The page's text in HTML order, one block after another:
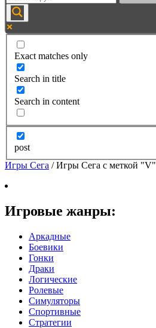
Exact matches only
Search in title
Search in content
post
Игры Сега /Игры Сега с меткой "V"
Игровые жанры:
Аркадные
Боевики
Гонки
Драки
Логические
Ролевые
Симуляторы
Спортивные
Стратегии